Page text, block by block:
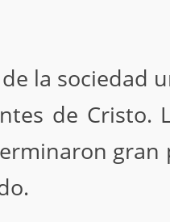
la sociedad
de Cristo.
gran